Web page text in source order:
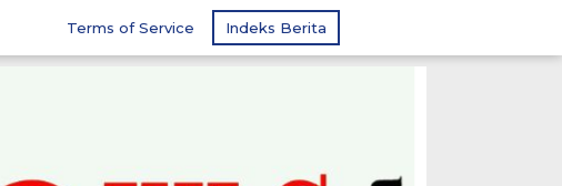
Terms of Service Indeks Berita